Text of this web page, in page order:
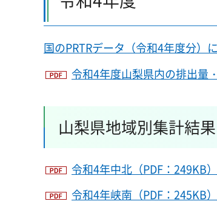
国のPRTRデータ（令和4年度分）
令和4年度山梨県内の排出量
山梨県地域別集計結果
令和4年中北（PDF：249KB）
令和4年峡南（PDF：245KB）